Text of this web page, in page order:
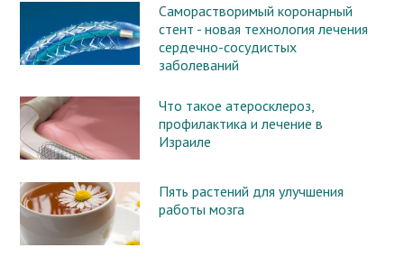
Саморастворимый коронарный
стент - новая технология лечения
сердечно-сосудистых
заболеваний
Что такое атеросклероз,
профилактика и лечение в
Израиле
Пять растений для улучшения
работы мозга